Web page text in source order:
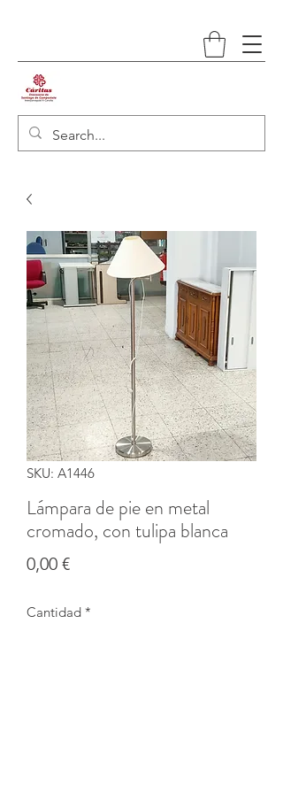
SKU: A1446
Lámpara de pie en metal
cromado, con tulipa blanca
0,00 €Precio
Cantidad *